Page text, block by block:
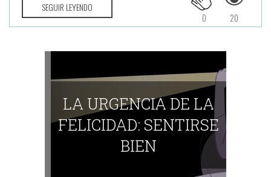
SEGUIR LEYENDO
20
0
LA URGENCIA DE LA
FELICIDAD: SENTIRSE
BIEN